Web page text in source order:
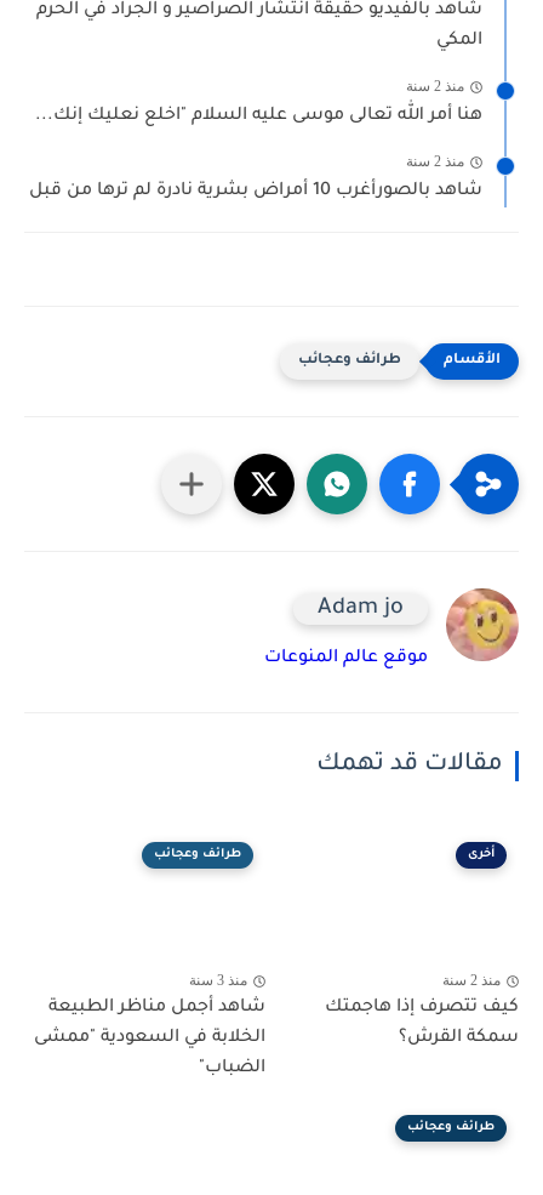
شاهد بالفيديو حقيقة انتشار الصراصير و الجراد في الحرم
المكي
منذ 2 سنة
هنا أمر الله تعالى موسى عليه السلام "اخلع نعليك إنك...
منذ 2 سنة
شاهد بالصورأغرب 10 أمراض بشرية نادرة لم ترها من قبل
طرائف وعجائب
Adam jo
موقع عالم المنوعات
مقالات قد تهمك
أخرى
منذ 2 سنة
كيف تتصرف إذا هاجمتك
سمكة القرش؟
طرائف وعجائب
منذ 3 سنة
شاهد أجمل مناظر الطبيعة
الخلابة في السعودية "ممشى
الضباب"
طرائف وعجائب